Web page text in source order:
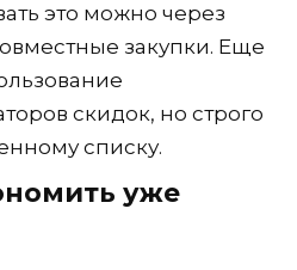
это можно через
закупки. Еще
скидок, но строго
списку.
уже